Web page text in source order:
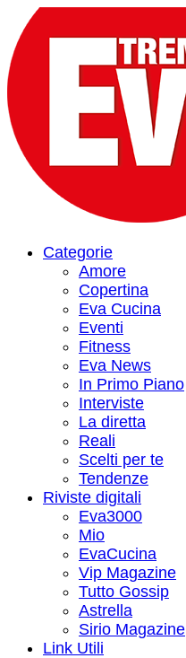
Categorie
Amore
Copertina
Eva Cucina
Eventi
Fitness
Eva News
In Primo Piano
Interviste
La diretta
Reali
Scelti per te
Tendenze
Riviste digitali
Eva3000
Mio
EvaCucina
Vip Magazine
Tutto Gossip
Astrella
Sirio Magazine
Link Utili